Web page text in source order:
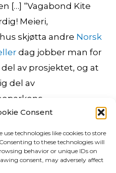
Consent
use technologies like cookies to store
to these technologies will
behavior or unique IDs on
consent, may adversely affect
[…] “Vagabond Kite
Meieri,
skjøtta andre Norsk
dag jobber man for
av prosjektet, og at
del av
Porselensfabrikken har
mandag – fredag, kl.
i front, men vi snur
Fullført 0546